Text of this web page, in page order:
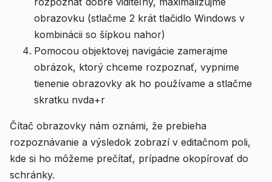
obrazovku (stlačme 2 krát tlačidlo Windows v
kombinácii so šípkou nahor)
Pomocou objektovej navigácie zamerajme
obrázok, ktorý chceme rozpoznať, vypnime
tienenie obrazovky ak ho používame a stlačme
skratku nvda+r
Čítač obrazovky nám oznámi, že prebieha
rozpoznávanie a výsledok zobrazí v editačnom poli,
kde si ho môžeme prečítať, prípadne okopírovať do
schránky.